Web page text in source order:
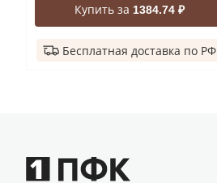
Купить за 1384.74 ₽
Бесплатная доставка по РФ